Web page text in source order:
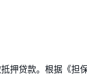
押贷款。根据《担